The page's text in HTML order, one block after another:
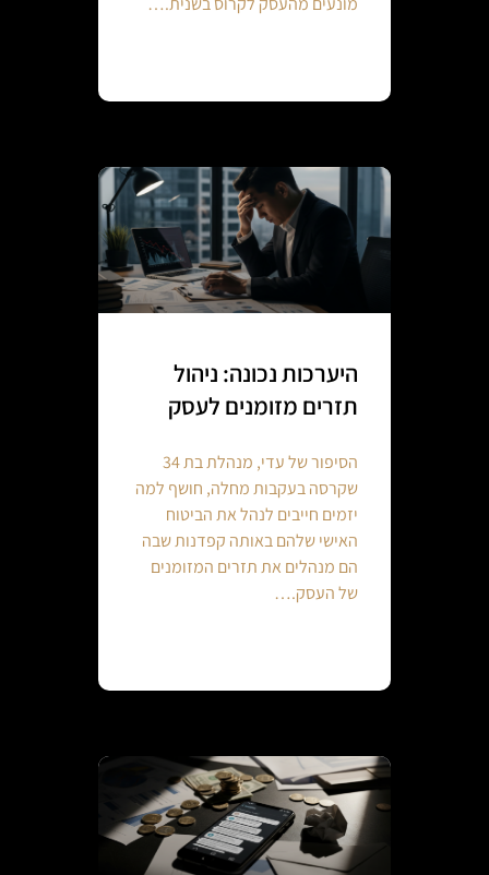
היערכות נכונה: ניהול
תזרים מזומנים לעסק
הסיפור של עדי, מנהלת בת 34
שקרסה בעקבות מחלה, חושף למה
יזמים חייבים לנהל את הביטוח
האישי שלהם באותה קפדנות שבה
הם מנהלים את תזרים המזומנים
של העסק.…